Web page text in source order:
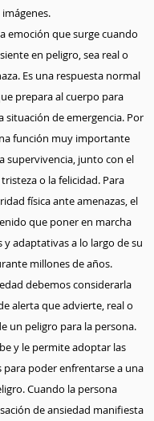
imágenes.
emoción que surge cuando
en peligro, sea real o
Es una respuesta normal
prepara al cuerpo para
situación de emergencia. Por
función muy importante
supervivencia, junto con el
o la felicidad. Para
física ante amenazas, el
que poner en marcha
y adaptativas a lo largo de su
millones de años.
debemos considerarla
alerta que advierte, real o
un peligro para la persona.
y le permite adoptar las
para poder enfrentarse a una
Cuando la persona
de ansiedad manifiesta